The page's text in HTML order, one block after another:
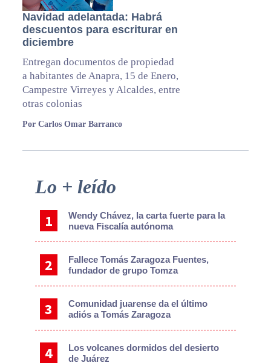
Navidad adelantada: Habrá
descuentos para escriturar en
diciembre
Entregan documentos de propiedad
a habitantes de Anapra, 15 de Enero,
Campestre Virreyes y Alcaldes, entre
otras colonias
Por Carlos Omar Barranco
Primary
Lo + leído
Wendy Chávez, la carta fuerte para la
nueva Fiscalía autónoma
Fallece Tomás Zaragoza Fuentes,
fundador de grupo Tomza
Comunidad juarense da el último
adiós a Tomás Zaragoza
Los volcanes dormidos del desierto
de Juárez